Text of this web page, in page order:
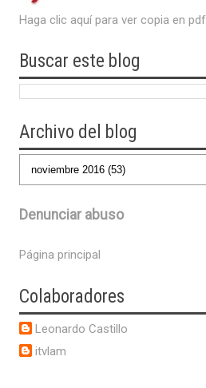
Haga clic aquí para ver copia en pdf
Buscar este blog
Archivo del blog
Denunciar abuso
Página principal
Colaboradores
Leonardo Castillo
itvlam